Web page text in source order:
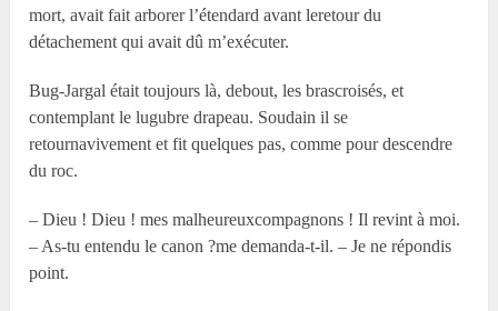
mort, avait fait arborer l’étendard avant leretour du
détachement qui avait dû m’exécuter.
Bug-Jargal était toujours là, debout, les brascroisés, et
contemplant le lugubre drapeau. Soudain il se
retournavivement et fit quelques pas, comme pour descendre
du roc.
– Dieu ! Dieu ! mes malheureuxcompagnons ! Il revint à moi.
– As-tu entendu le canon ?me demanda-t-il. – Je ne répondis
point.